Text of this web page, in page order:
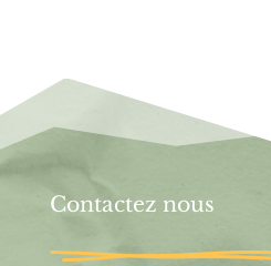
Contactez nous